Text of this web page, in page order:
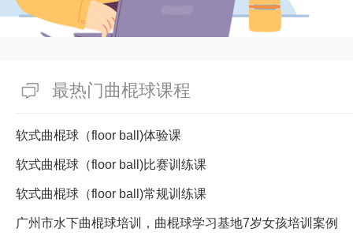
最热门曲棍球课程
软式曲棍球（floor ball)体验课
软式曲棍球（floor ball)比赛训练课
软式曲棍球（floor ball)常规训练课
广州市水下曲棍球培训，曲棍球学习基地7岁女孩培训案例